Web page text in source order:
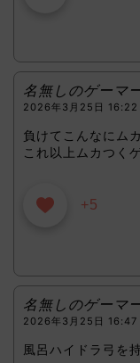
名無しのゲーマ
2026年3月25日 16:22
負けてこんなにム
これ以上ムカつく
+5
名無しのゲーマ
2026年3月25日 16:47
風呂ハイドラ弓を